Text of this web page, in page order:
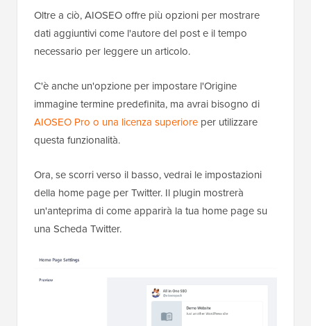
Oltre a ciò, AIOSEO offre più opzioni per mostrare
dati aggiuntivi come l'autore del post e il tempo
necessario per leggere un articolo.
C'è anche un'opzione per impostare l'Origine
immagine termine predefinita, ma avrai bisogno di
AIOSEO Pro o una licenza superiore per utilizzare
questa funzionalità.
Ora, se scorri verso il basso, vedrai le impostazioni
della home page per Twitter. Il plugin mostrerà
un'anteprima di come apparirà la tua home page su
una Scheda Twitter.